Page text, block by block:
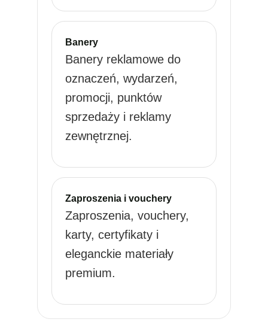
Banery
Banery reklamowe do
oznaczeń, wydarzeń,
promocji, punktów
sprzedaży i reklamy
zewnętrznej.
Zaproszenia i vouchery
Zaproszenia, vouchery,
karty, certyfikaty i
eleganckie materiały
premium.